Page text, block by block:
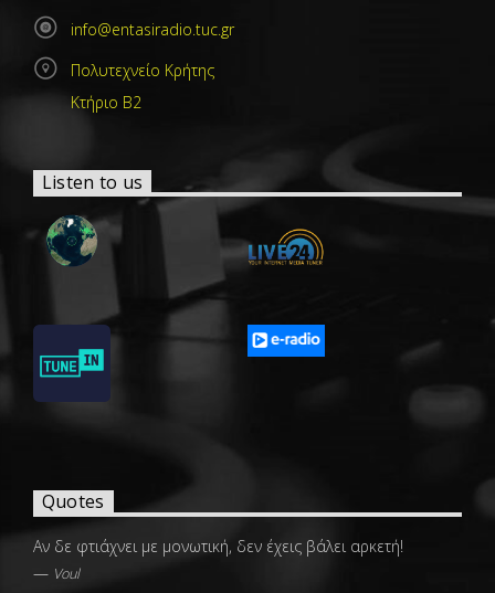
info@entasiradio.tuc.gr
Πολυτεχνείο Κρήτης
Κτήριο Β2
Listen to us
Quotes
Αν δε φτιάχνει με μονωτική, δεν έχεις βάλει αρκετή!
— Voul